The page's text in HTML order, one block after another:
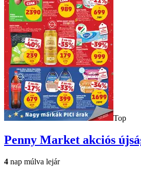
Top
Penny Market akciós
4 nap múlva lejár